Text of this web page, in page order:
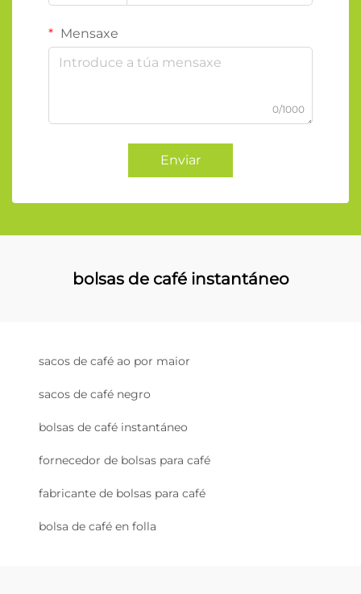
Mensaxe
0/1000
Enviar
bolsas de café instantáneo
sacos de café ao por maior
sacos de café negro
bolsas de café instantáneo
fornecedor de bolsas para café
fabricante de bolsas para café
bolsa de café en folla